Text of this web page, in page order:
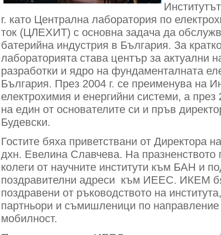
г. като Централна лаборатория по
ток (ЦЛЕХИТ) с основна задача да
батерийна индустрия в България. За
лабораторията става център за актуални
разработки и ядро на фундаменталната
България. През 2004 г. се преименува на
електрохимия и енергийни системи, а през
на един от основателите си и пръв
Будевски.
Гостите бяха приветствани от Директора
дхн. Евелина Славчева. На празненството
колеги от научните институти към БАН и
поздравителни адреси към ИЕЕС. ИКЕМ
поздравени от ръководството на
партньори и съмишленици по направление
мобилност.